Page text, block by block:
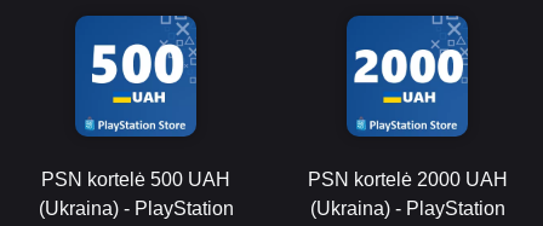
PSN kortelė 500 UAH
(Ukraina) - PlayStation
PSN kortelė 2000 UAH
(Ukraina) - PlayStation